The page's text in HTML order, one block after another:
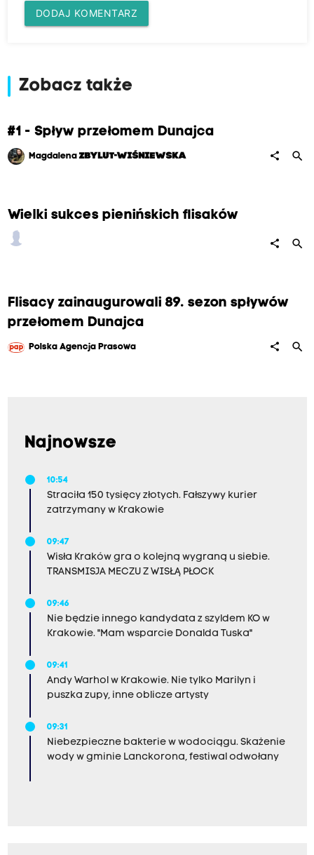
DODAJ KOMENTARZ
Zobacz także
#1 - Spływ przełomem Dunajca
MagdalenaZBYLUT-WIŚNIEWSKA share search
Wielki sukces pienińskich flisaków
share search
Flisacy zainaugurowali 89. sezon spływów
przełomem Dunajca
Polska Agencja Prasowa share search
Najnowsze
10:54
Straciła 150 tysięcy złotych. Fałszywy kurier
zatrzymany w Krakowie
09:47
Wisła Kraków gra o kolejną wygraną u siebie.
TRANSMISJA MECZU Z WISŁĄ PŁOCK
09:46
Nie będzie innego kandydata z szyldem KO w
Krakowie. "Mam wsparcie Donalda Tuska"
09:41
Andy Warhol w Krakowie. Nie tylko Marilyn i
puszka zupy, inne oblicze artysty
09:31
Niebezpieczne bakterie w wodociągu. Skażenie
wody w gminie Lanckorona, festiwal odwołany